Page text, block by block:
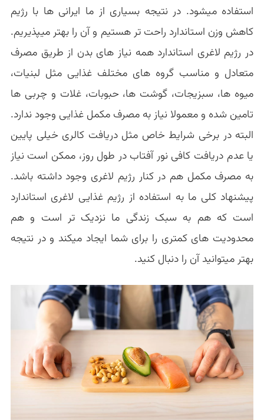
استفاده میشود. در نتیجه بسیاری از ما ایرانی ها با رژیم
کاهش وزن استاندارد راحت تر هستیم و آن را بهتر میپذیریم.
در رژیم لاغری استاندارد همه نیاز های بدن از طریق مصرف
متعادل و مناسب گروه های مختلف غذایی مثل لبنیات،
میوه ها، سبزیجات، گوشت ها، حبوبات، غلات و چربی ها
تامین شده و معمولا نیاز به مصرف مکمل غذایی وجود ندارد.
البته در برخی شرایط خاص مثل دریافت کالری خیلی پایین
یا عدم دریافت کافی نور آفتاب در طول روز، ممکن است نیاز
به مصرف مکمل هم در کنار رژیم لاغری وجود داشته باشد.
پیشنهاد کلی ما به استفاده از رژیم غذایی لاغری استاندارد
است که هم به سبک زندگی ما نزدیک تر است و هم
محدودیت های کمتری را برای شما ایجاد میکند و در نتیجه
بهتر میتوانید آن را دنبال کنید.